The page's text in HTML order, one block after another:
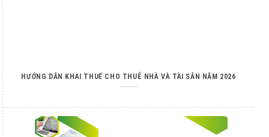
HƯỚNG DẪN KHAI THUẾ CHO THUÊ NHÀ VÀ TÀI SẢN NĂM 2026